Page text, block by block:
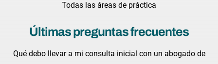
Todas las áreas de práctica
Últimas preguntas frecuentes
Qué debo llevar a mi consulta inicial con un abogado de